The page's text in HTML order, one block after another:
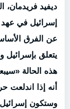
ديفيد فريدمان،
إسرائيل في عهد
عن الفرق
يتعلق
هذه الحالة
أنه إذا
وستكون